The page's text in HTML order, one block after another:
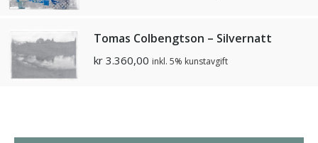
Tomas Colbengtson – Silvernatt
kr 3.360,00 inkl. 5% kunstavgift